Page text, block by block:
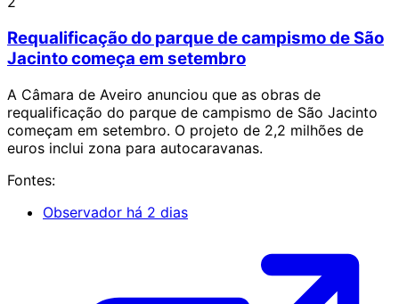
Requalificação do parque de campismo de São
Jacinto começa em setembro
A Câmara de Aveiro anunciou que as obras de
requalificação do parque de campismo de São Jacinto
começam em setembro. O projeto de 2,2 milhões de
euros inclui zona para autocaravanas.
Fontes:
Observador há 2 dias